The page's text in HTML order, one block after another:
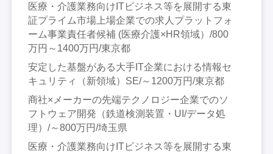
医療・介護業務向けITビジネス等を展開する東
証プライム市場上場企業での求人プラットフォ
ーム事業責任者候補 (医療介護×HR領域）/800
万円～1400万円/東京都
安定した基盤がある大手IT企業における情報セ
キュリティ（新領域）SE/～1200万円/東京都
商社×メーカーの先端テクノロジー企業でのソ
フトウェア開発（鉄道検測装置・UI/データ処
理）/～800万円/埼玉県
医療・介護業務向けITビジネス等を展開する東